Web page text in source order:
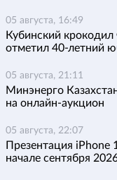
05 августа, 16:49
Кубинский
отметил 40-летний
05 августа, 21:11
Минэнерго
на онлайн-аукцион
05 августа, 22:07
Презентация iPhone
начале сентября